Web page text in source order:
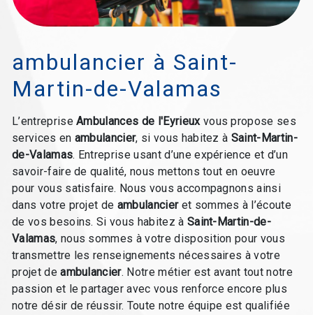
ambulancier à Saint-
Martin-de-Valamas
L’entrepriseAmbulances de l'Eyrieuxvous propose ses
services en ambulancier, si vous habitez à Saint-Martin-
de-Valamas. Entreprise usant d’une expérience et d’un
savoir-faire de qualité, nous mettons tout en oeuvre
pour vous satisfaire. Nous vous accompagnons ainsi
dans votre projet de ambulancieret sommes à l’écoute
de vos besoins. Si vous habitez à Saint-Martin-de-
Valamas, nous sommes à votre disposition pour vous
transmettre les renseignements nécessaires à votre
projet deambulancier. Notre métier est avant tout notre
passion et le partager avec vous renforce encore plus
notre désir de réussir. Toute notre équipe est qualifiée